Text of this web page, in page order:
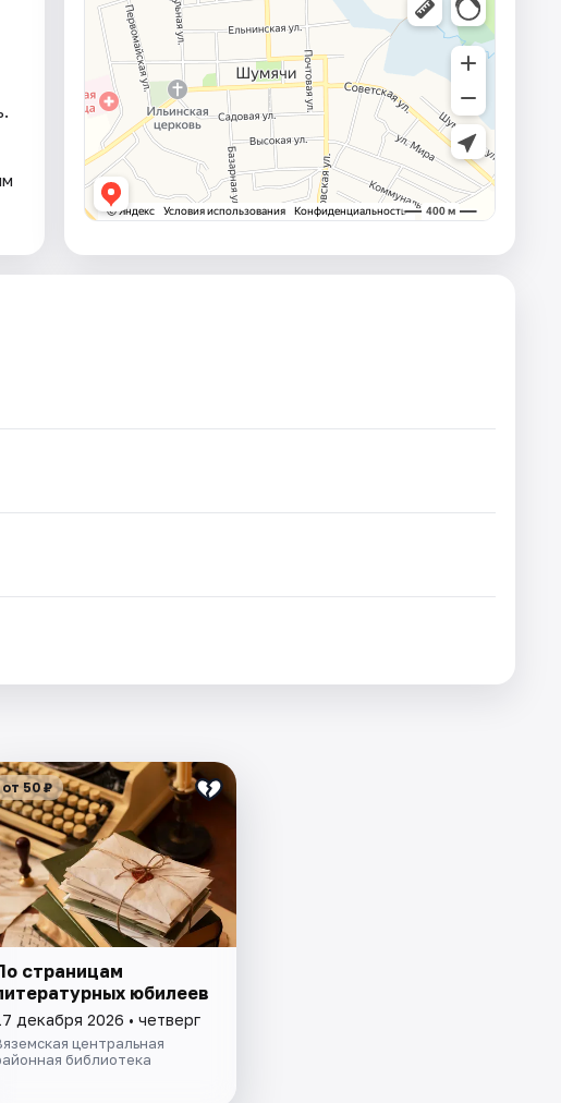
от 50 ₽
страницам
юбилеев
декабря 2026 • четверг
центральная
библиотека